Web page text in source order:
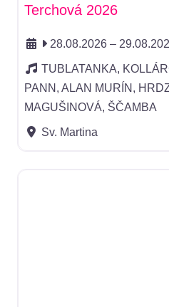
Terchová 2026
28.08.2026 –
TUBLATANKA,
PANN, ALAN MURÍN,
MAGUŠINOVÁ, ŠČAMBA
Sv. Martina